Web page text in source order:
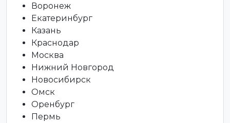
Воронеж
Екатеринбург
Казань
Краснодар
Москва
Нижний Новгород
Новосибирск
Омск
Оренбург
Пермь